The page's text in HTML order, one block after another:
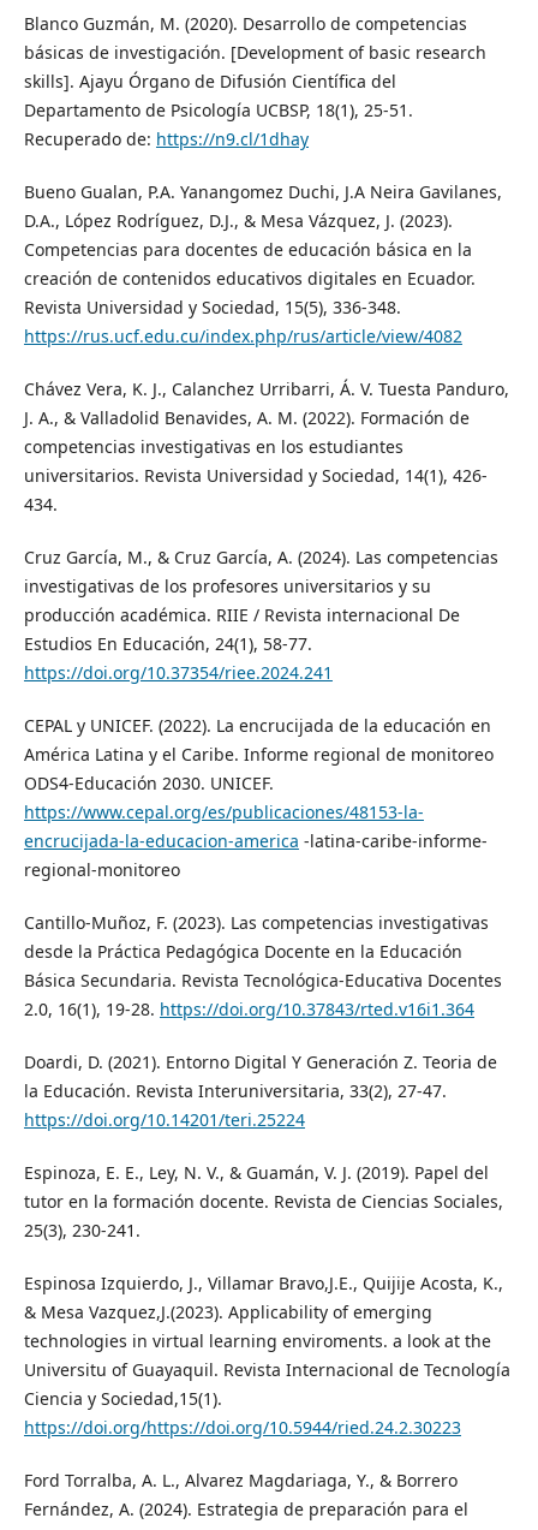
Blanco Guzmán, M. (2020). Desarrollo de competencias
básicas de investigación. [Development of basic research
skills]. Ajayu Órgano de Difusión Científica del
Departamento de Psicología UCBSP, 18(1), 25-51.
Recuperado de: https://n9.cl/1dhay
Bueno Gualan, P.A. Yanangomez Duchi, J.A Neira Gavilanes,
D.A., López Rodríguez, D.J., & Mesa Vázquez, J. (2023).
Competencias para docentes de educación básica en la
creación de contenidos educativos digitales en Ecuador.
Revista Universidad y Sociedad, 15(5), 336-348.
https://rus.ucf.edu.cu/index.php/rus/article/view/4082
Chávez Vera, K. J., Calanchez Urribarri, Á. V. Tuesta Panduro,
J. A., & Valladolid Benavides, A. M. (2022). Formación de
competencias investigativas en los estudiantes
universitarios. Revista Universidad y Sociedad, 14(1), 426-
434.
Cruz García, M., & Cruz García, A. (2024). Las competencias
investigativas de los profesores universitarios y su
producción académica. RIIE / Revista internacional De
Estudios En Educación, 24(1), 58-77.
https://doi.org/10.37354/riee.2024.241
CEPAL y UNICEF. (2022). La encrucijada de la educación en
América Latina y el Caribe. Informe regional de monitoreo
ODS4-Educación 2030. UNICEF.
https://www.cepal.org/es/publicaciones/48153-la-
encrucijada-la-educacion-america -latina-caribe-informe-
regional-monitoreo
Cantillo-Muñoz, F. (2023). Las competencias investigativas
desde la Práctica Pedagógica Docente en la Educación
Básica Secundaria. Revista Tecnológica-Educativa Docentes
2.0, 16(1), 19-28. https://doi.org/10.37843/rted.v16i1.364
Doardi, D. (2021). Entorno Digital Y Generación Z. Teoria de
la Educación. Revista Interuniversitaria, 33(2), 27-47.
https://doi.org/10.14201/teri.25224
Espinoza, E. E., Ley, N. V., & Guamán, V. J. (2019). Papel del
tutor en la formación docente. Revista de Ciencias Sociales,
25(3), 230-241.
Espinosa Izquierdo, J., Villamar Bravo,J.E., Quijije Acosta, K.,
& Mesa Vazquez,J.(2023). Applicability of emerging
technologies in virtual learning enviroments. a look at the
Universitu of Guayaquil. Revista Internacional de Tecnología
Ciencia y Sociedad,15(1).
https://doi.org/https://doi.org/10.5944/ried.24.2.30223
Ford Torralba, A. L., Alvarez Magdariaga, Y., & Borrero
Fernández, A. (2024). Estrategia de preparación para el